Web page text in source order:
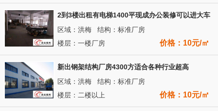
2到3楼出租有电梯1400平现成办公装修可以进大车
区域：洪梅 结构：标准厂房
楼层：一楼厂房
价格：10元/㎡
新出钢架结构厂房4300方适合各种行业超高
区域：洪梅 结构：标准厂房
楼层：二楼以上
价格：10元/㎡